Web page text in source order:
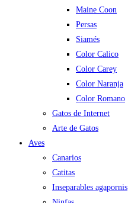
Maine Coon
Persas
Siamés
Color Calico
Color Carey
Color Naranja
Color Romano
Gatos de Internet
Arte de Gatos
Aves
Canarios
Catitas
Inseparables agapornis